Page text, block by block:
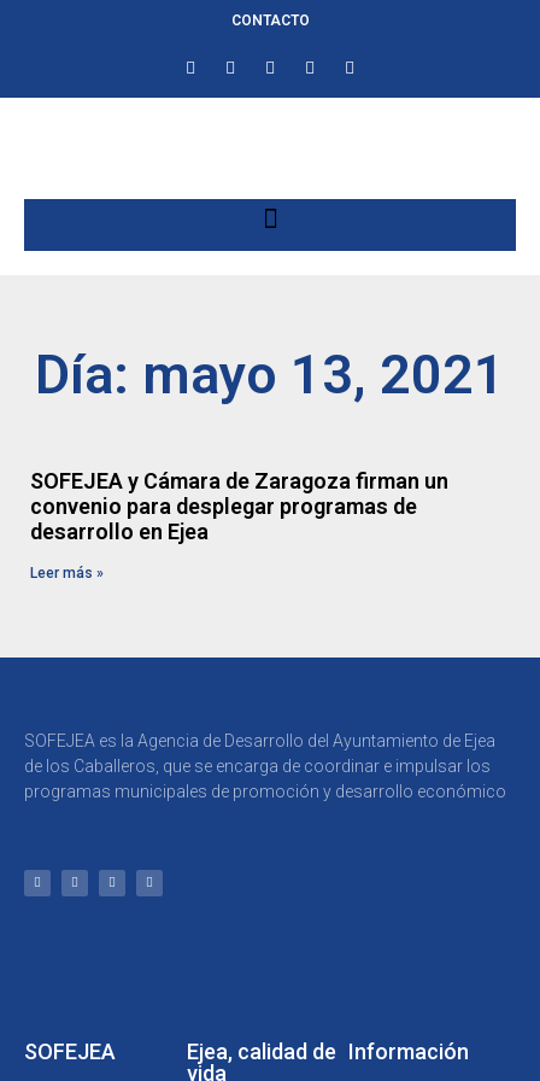
CONTACTO
Día: mayo 13, 2021
SOFEJEA y Cámara de Zaragoza firman un
convenio para desplegar programas de
desarrollo en Ejea
Leer más »
SOFEJEA es la Agencia de Desarrollo del Ayuntamiento de Ejea
de los Caballeros, que se encarga de coordinar e impulsar los
programas municipales de promoción y desarrollo económico
SOFEJEA
Ejea, calidad de
vida
Información